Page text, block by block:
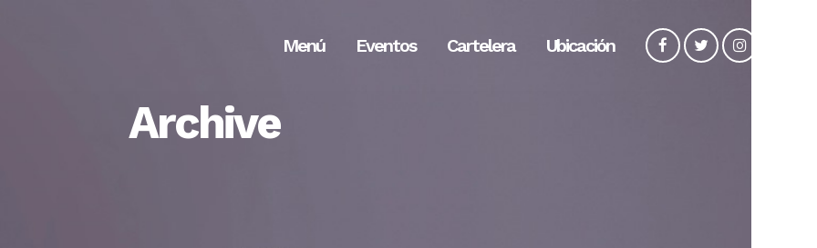
Menú Eventos Cartelera Ubicación
Archive